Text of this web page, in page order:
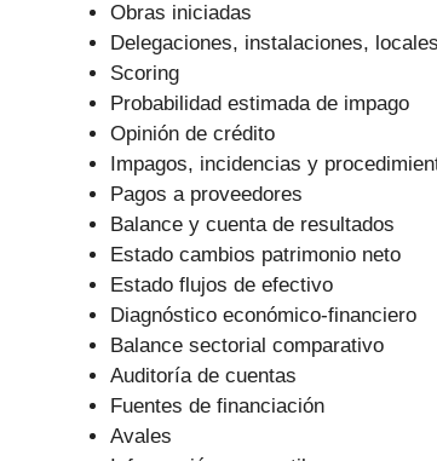
Obras iniciadas
Delegaciones, instalaciones,
Scoring
Probabilidad estimada de impago
Opinión de crédito
Impagos, incidencias y
Pagos a proveedores
Balance y cuenta de resultados
Estado cambios patrimonio neto
Estado flujos de efectivo
Diagnóstico económico-financiero
Balance sectorial comparativo
Auditoría de cuentas
Fuentes de financiación
Avales